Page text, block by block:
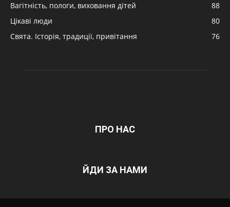
Вагітність, пологи, виховання дітей
88
Цікаві люди
80
Свята. Історія, традиції, привітання
76
ПРО НАС
ЙДИ ЗА НАМИ